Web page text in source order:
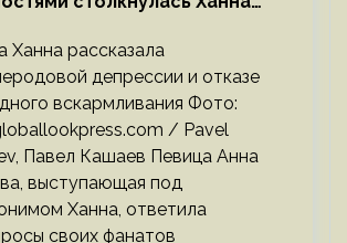
Ханна рассказала
депрессии и отказе
вскармливания Фото:
/ Pavel
Павел Кашаев Певица Анна
выступающая под
Ханна, ответила
своих фанатов